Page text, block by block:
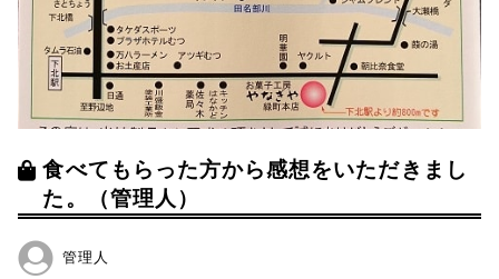
食べてもらった方から感想をいただきまし
た。（管理人）
管理人